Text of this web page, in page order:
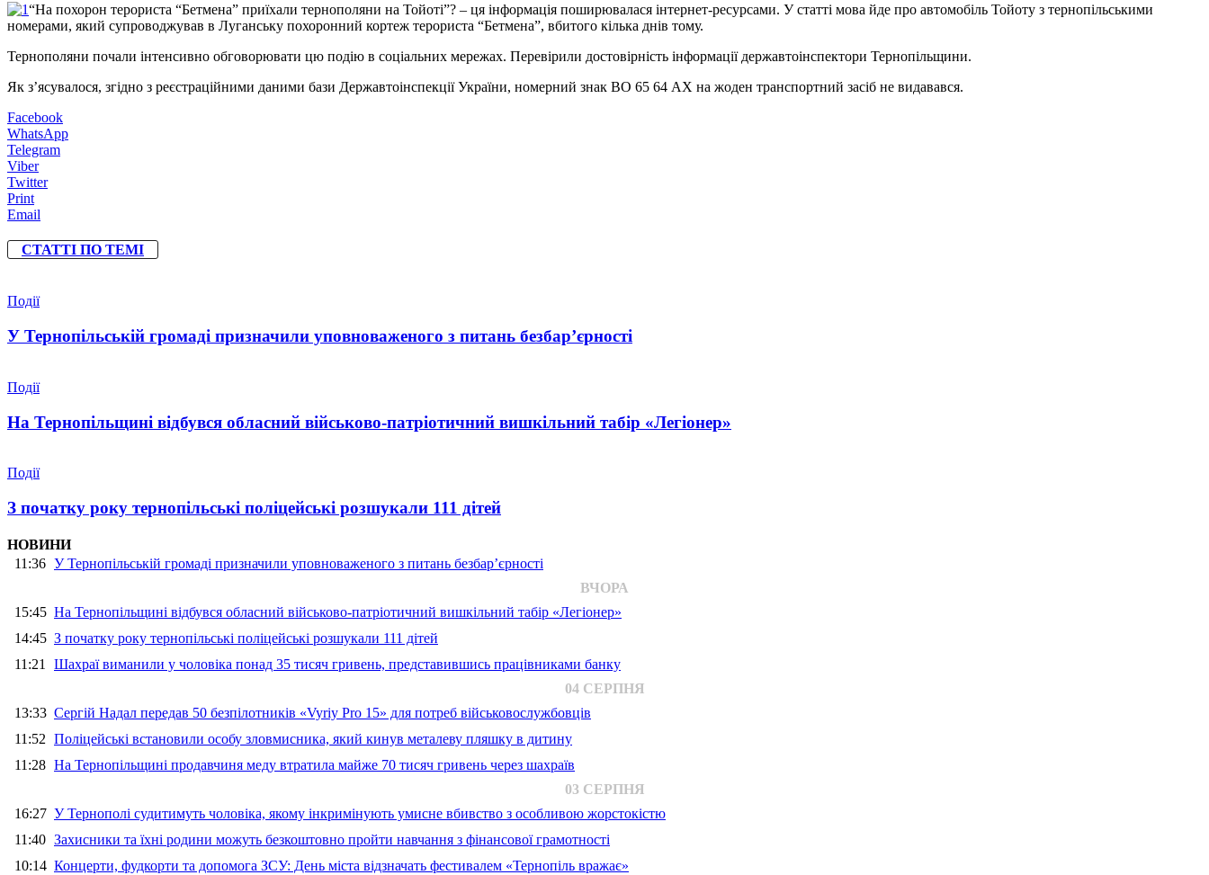
“На похорон терориста “Бетмена” приїхали тернополяни на Тойоті”? – ця інформація поширювалася інтернет-ресурсами. У статті мова йде про автомобіль Тойоту з тернопільськими
номерами, який супроводжував в Луганську похоронний кортеж терориста “Бетмена”, вбитого кілька днів тому.
Тернополяни почали інтенсивно обговорювати цю подію в соціальних мережах. Перевірили достовірність інформації державтоінспектори Тернопільщини.
Як з’ясувалося, згідно з реєстраційними даними бази Державтоінспекції України, номерний знак ВО 65 64 АХ на жоден транспортний засіб не видавався.
Facebook
WhatsApp
Telegram
Viber
Twitter
Print
Email
СТАТТІ ПО ТЕМІ
Події
У Тернопільській громаді призначили уповноваженого з питань безбар’єрності
Події
На Тернопільщині відбувся обласний військово-патріотичний вишкільний табір «Легіонер»
Події
З початку року тернопільські поліцейські розшукали 111 дітей
НОВИНИ
11:36 У Тернопільській громаді призначили уповноваженого з питань безбар’єрності
ВЧОРА
15:45 На Тернопільщині відбувся обласний військово-патріотичний вишкільний табір «Легіонер»
14:45 З початку року тернопільські поліцейські розшукали 111 дітей
11:21 Шахраї виманили у чоловіка понад 35 тисяч гривень, представившись працівниками банку
04 СЕРПНЯ
13:33 Сергій Надал передав 50 безпілотників «Vyriy Pro 15» для потреб військовослужбовців
11:52 Поліцейські встановили особу зловмисника, який кинув металеву пляшку в дитину
11:28 На Тернопільщині продавчиня меду втратила майже 70 тисяч гривень через шахраїв
03 СЕРПНЯ
16:27 У Тернополі судитимуть чоловіка, якому інкримінують умисне вбивство з особливою жорстокістю
11:40 Захисники та їхні родини можуть безкоштовно пройти навчання з фінансової грамотності
10:14 Концерти, фудкорти та допомога ЗСУ: День міста відзначать фестивалем «Тернопіль вражає»